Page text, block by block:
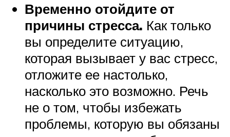
Временно отойдите от
причины стресса. Как только
вы определите ситуацию,
которая вызывает у вас стресс,
отложите ее настолько,
насколько это возможно. Речь
не о том, чтобы избежать
проблемы, которую вы обязаны